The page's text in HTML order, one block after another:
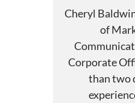
Cheryl
of
Corporate
than two